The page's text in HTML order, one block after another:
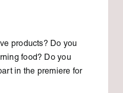
products? Do you
food? Do you
in the premiere for